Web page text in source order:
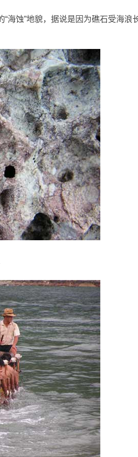
蚀”地貌，据说是因为礁石受海浪